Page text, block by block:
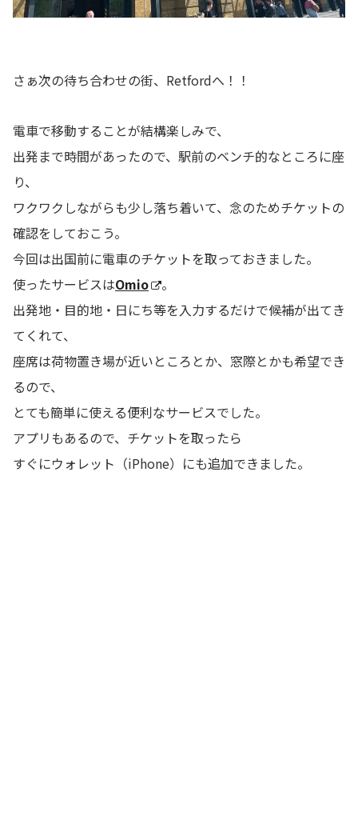
さぁ次の待ち合わせの街、Retfordへ！！
電車で移動することが結構楽しみで、
出発まで時間があったので、駅前のベンチ的なところに座
り、
ワクワクしながらも少し落ち着いて、念のためチケットの
確認をしておこう。
今回は出国前に電車のチケットを取っておきました。
使ったサービスはOmio
。
出発地・目的地・日にち等を入力するだけで候補が出てき
てくれて、
座席は荷物置き場が近いところとか、窓際とかも希望でき
るので、
とても簡単に使える便利なサービスでした。
アプリもあるので、チケットを取ったら
すぐにウォレット（iPhone）にも追加できました。